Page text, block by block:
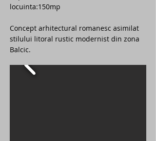
locuinta:150mp
Concept arhitectural romanesc asimilat
stilului litoral rustic modernist din zona
Balcic.